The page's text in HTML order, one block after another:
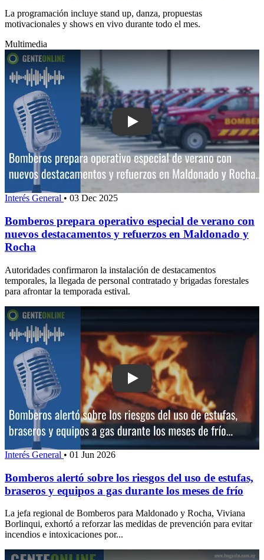
La programación incluye stand up, danza, propuestas
motivacionales y shows en vivo durante todo el mes.
Multimedia
Play: Bomberos prepara operativo
Interés General • 03 Dec 2025
Bomberos prepara operativo especial de verano con
nuevos destacamentos y refuerzos en Maldonado y
Rocha
Autoridades confirmaron la instalación de destacamentos
temporales, la llegada de personal contratado y brigadas forestales
para afrontar la temporada estival.
Play: Bomberos alertó sobre los
Interés General • 01 Jun 2026
Bomberos alertó sobre los riesgos del uso de estufas,
braseros y equipos a gas durante los meses de frío
La jefa regional de Bomberos para Maldonado y Rocha, Viviana
Borlinqui, exhortó a reforzar las medidas de prevención para evitar
incendios e intoxicaciones por...